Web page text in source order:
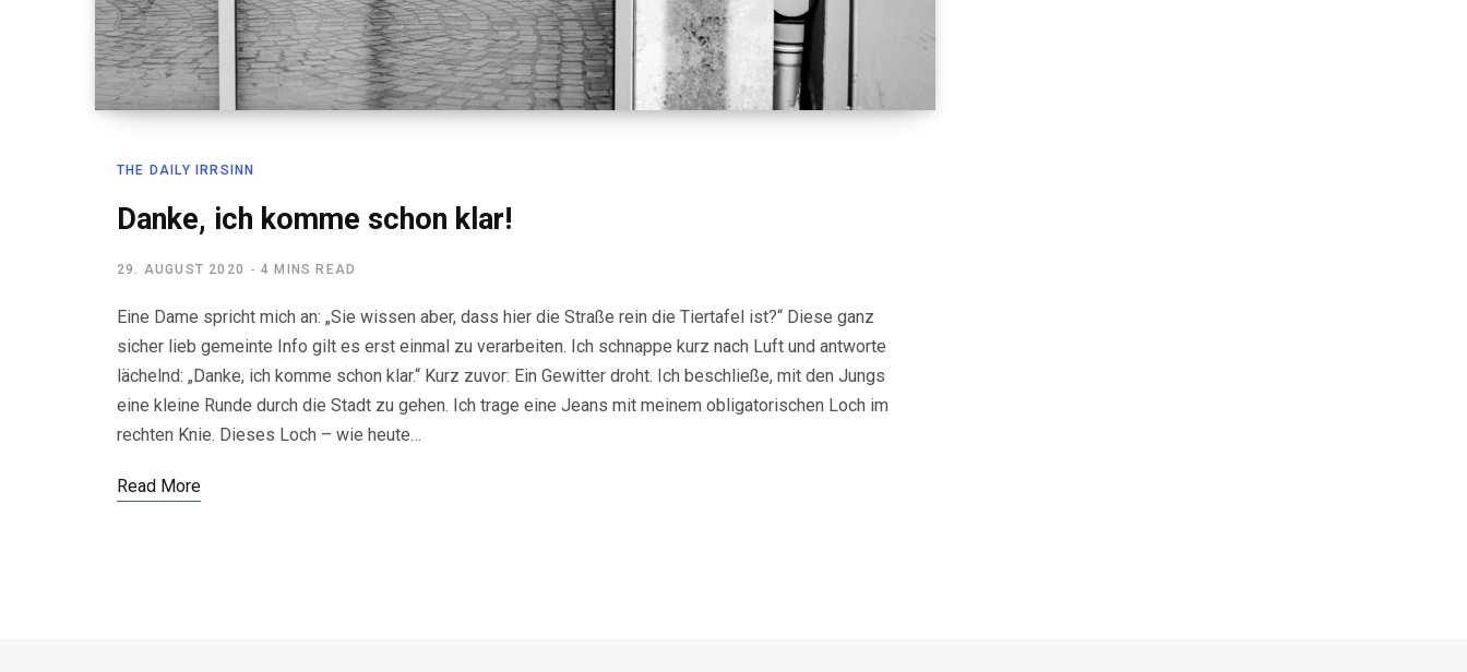
THE DAILY IRRSINN
Danke, ich komme schon klar!
29. AUGUST 2020 4 MINS READ
Eine Dame spricht mich an: „Sie wissen aber, dass hier die Straße rein die Tiertafel ist?“ Diese ganz
sicher lieb gemeinte Info gilt es erst einmal zu verarbeiten. Ich schnappe kurz nach Luft und antworte
lächelnd: „Danke, ich komme schon klar.“ Kurz zuvor: Ein Gewitter droht. Ich beschließe, mit den Jungs
eine kleine Runde durch die Stadt zu gehen. Ich trage eine Jeans mit meinem obligatorischen Loch im
rechten Knie. Dieses Loch – wie heute…
Read More